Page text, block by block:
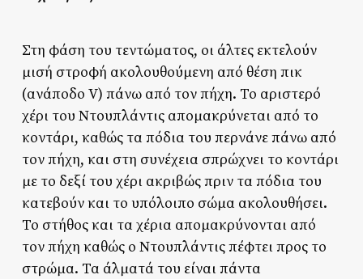
Στη φάση του τεντώματος, οι άλτες εκτελούν
μισή στροφή ακολουθούμενη από θέση πικ
(ανάποδο V) πάνω από τον πήχη. Το αριστερό
χέρι του Ντουπλάντις απομακρύνεται από το
κοντάρι, καθώς τα πόδια του περνάνε πάνω από
τον πήχη, και στη συνέχεια σπρώχνει το κοντάρι
με το δεξί του χέρι ακριβώς πριν τα πόδια του
κατεβούν και το υπόλοιπο σώμα ακολουθήσει.
Το στήθος και τα χέρια απομακρύνονται από
τον πήχη καθώς ο Ντουπλάντις πέφτει προς το
στρώμα. Τα άλματά του είναι πάντα